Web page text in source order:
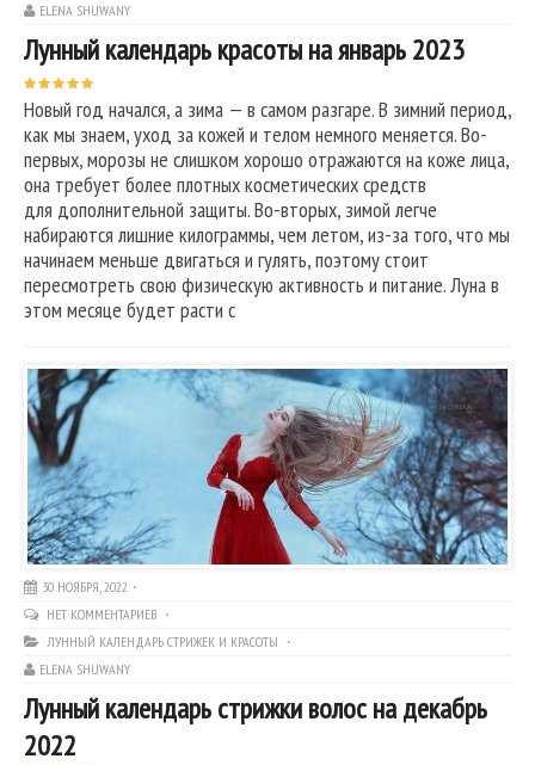
ELENA SHUWANY
Лунный календарь красоты на январь 2023
Новый год начался, а зима — в самом разгаре. В зимний период,
как мы знаем, уход за кожей и телом немного меняется. Во-
первых, морозы не слишком хорошо отражаются на коже лица,
она требует более плотных косметических средств
для дополнительной защиты. Во-вторых, зимой легче
набираются лишние килограммы, чем летом, из-за того, что мы
начинаем меньше двигаться и гулять, поэтому стоит
пересмотреть свою физическую активность и питание. Луна в
этом месяце будет расти с
30 НОЯБРЯ, 2022
НЕТ КОММЕНТАРИЕВ
ЛУННЫЙ КАЛЕНДАРЬ СТРИЖЕК И КРАСОТЫ
ELENA SHUWANY
Лунный календарь стрижки волос на декабрь
2022